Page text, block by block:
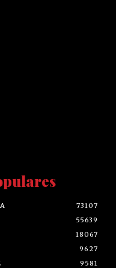
73107
55639
18067
9627
9581